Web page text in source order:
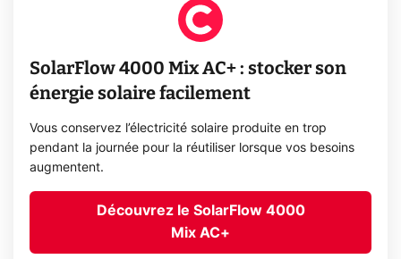
SolarFlow 4000 Mix AC+ : stocker son
énergie solaire facilement
Vous conservez l’électricité solaire produite en trop
pendant la journée pour la réutiliser lorsque vos besoins
augmentent.
Découvrez le SolarFlow 4000
Mix AC+